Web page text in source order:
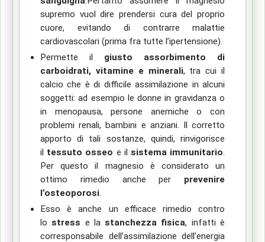
supremo vuol dire prendersi cura del proprio
cuore, evitando di contrarre malattie
cardiovascolari (prima fra tutte l’ipertensione).
Permette il giusto assorbimento di
carboidrati, vitamine e minerali, tra cui il
calcio che è di difficile assimilazione in alcuni
soggetti: ad esempio le donne in gravidanza o
in menopausa, persone anemiche o con
problemi renali, bambini e anziani. Il corretto
apporto di tali sostanze, quindi, rinvigorisce
il tessuto osseo e il sistema immunitario.
Per questo il magnesio è considerato un
ottimo rimedio anche per prevenire
l’osteoporosi.
Esso èanche un efficace rimedio contro
lostress e lastanchezza fisica, infatti è
corresponsabile dell’assimilazione dell’energia